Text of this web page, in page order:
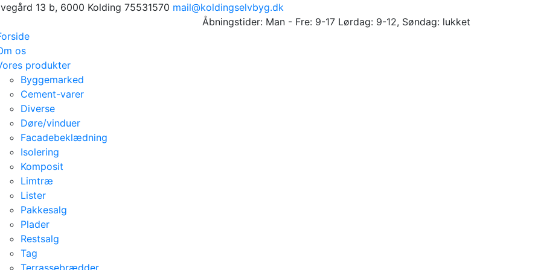
13 b, 6000 Kolding 75531570 mail@koldingselvbyg.dk
Åbningstider: Man - Fre: 9-17 Lørdag: 9-12, Søndag: lukket
os
produkter
Byggemarked
Cement-varer
Diverse
Døre/vinduer
Facadebeklædning
Isolering
Komposit
Limtræ
Lister
Pakkesalg
Plader
Restsalg
Tag
Terrassebrædder